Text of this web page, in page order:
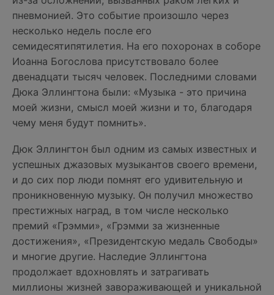
пневмонией. Это событие произошло через
несколько недель после его
семидесятипятилетия. На его похоронах в соборе
Иоанна Богослова присутствовало более
двенадцати тысяч человек. Последними словами
Дюка Эллингтона были: «Музыка - это причина
моей жизни, смысл моей жизни и то, благодаря
чему меня будут помнить».
Дюк Эллингтон был одним из самых известных и
успешных джазовых музыкантов своего времени,
и до сих пор люди помнят его удивительную и
проникновенную музыку. Он получил множество
престижных наград, в том числе несколько
премий «Грэмми», «Грэмми за жизненные
достижения», «Президентскую медаль Свободы»
и многие другие. Наследие Эллингтона
продолжает вдохновлять и затрагивать
миллионы жизней завораживающей и уникальной